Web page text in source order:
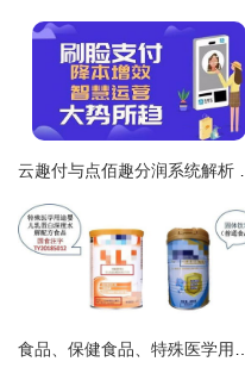
云趣付与点
食品、保健食品、特殊医学用途配